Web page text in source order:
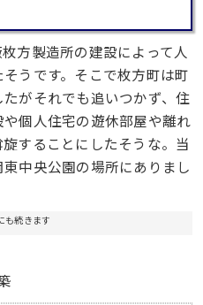
方製造所の建設によって人
うです。そこで枚方町は町
がそれでも追いつかず、住
個人住宅の遊休部屋や離れ
することにしたそうな。当
中央公園の場所にありまし
も続きます